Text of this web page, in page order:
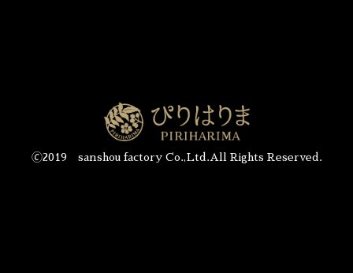
🄫2019 sanshou factory Co.,Ltd.All Rights Reserved.